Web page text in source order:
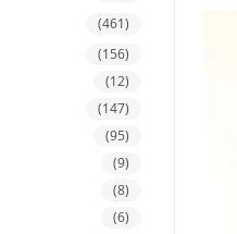
(461)
(156)
(12)
(147)
(95)
(9)
(8)
(6)